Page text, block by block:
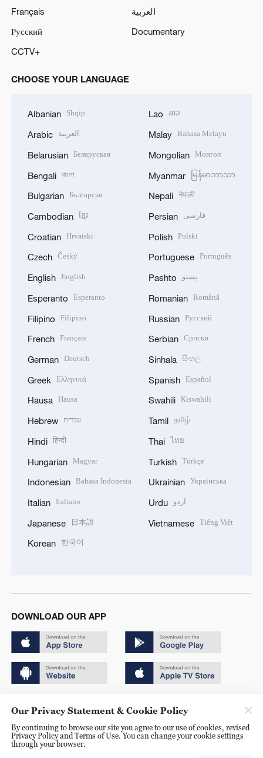
Français
العربية
Русский
Documentary
CCTV+
CHOOSE YOUR LANGUAGE
Albanian Shqip
Arabic العربية
Belarusian Беларуская
Bengali বাংলা
Bulgarian Български
Cambodian ខ្មែរ
Croatian Hrvatski
Czech Český
English English
Esperanto Esperanto
Filipino Filipino
French Français
German Deutsch
Greek Ελληνικά
Hausa Hausa
Hebrew עברית
Hindi हिन्दी
Hungarian Magyar
Indonesian Bahasa Indonesia
Italian Italiano
Japanese 日本語
Korean 한국어
Lao ລາວ
Malay Bahasa Melayu
Mongolian Монгол
Myanmar မြန်မာဘာသာ
Nepali नेपाली
Persian فارسی
Polish Polski
Portuguese Português
Pashto پښتو
Romanian Română
Russian Русский
Serbian Српски
Sinhala සිංහල
Spanish Español
Swahili Kiswahili
Tamil தமிழ்
Thai ไทย
Turkish Türkçe
Ukrainian Українська
Urdu اردو
Vietnamese Tiếng Việt
DOWNLOAD OUR APP
京ICP备20000184号
京公网安备 11010502050052号
Our Privacy Statement & Cookie Policy
By continuing to browse our site you agree to our use of cookies, revised
Privacy Policy and Terms of Use. You can change your cookie settings
through your browser.